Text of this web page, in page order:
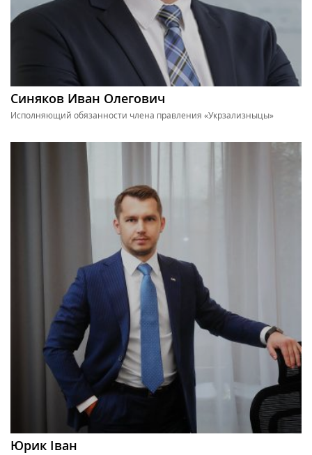
Синяков Иван Олегович
Исполняющий обязанности члена правления «Укрзализныцы»
Юрик Іван